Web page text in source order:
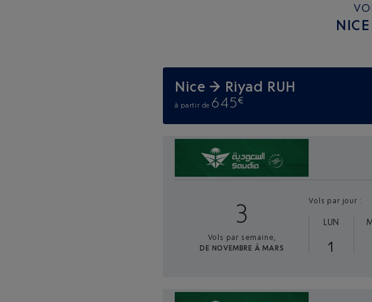
Nice → Riyad RUH
à partir de 645€
3
Vols par semaine,
DE NOVEMBRE À MARS
Vols par jour :
LUN
1